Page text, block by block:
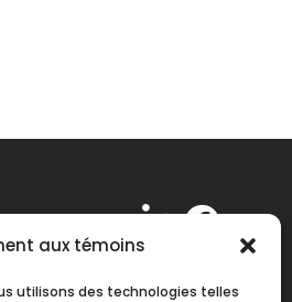
aux témoins
utilisons des technologies telles